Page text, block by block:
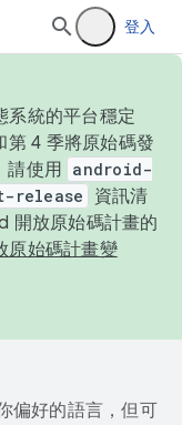
登入
系統的平台穩定
4 季將原始碼發
請使用 android-
release
資訊清
開放原始碼計畫的
原始碼計畫變
偏好的語言，但可